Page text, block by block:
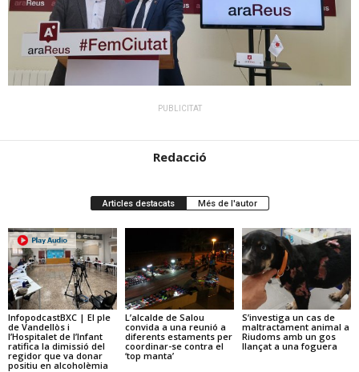
PUBLICITAT
Redacció
Articles destacats Més de l'autor
InfopodcastBXC | El ple
de Vandellòs i
l’Hospitalet de l’Infant
ratifica la dimissió del
regidor que va donar
positiu en alcoholèmia
L’alcalde de Salou
convida a una reunió a
diferents estaments per
coordinar-se contra el
‘top manta’
S’investiga un cas de
maltractament animal a
Riudoms amb un gos
llançat a una foguera